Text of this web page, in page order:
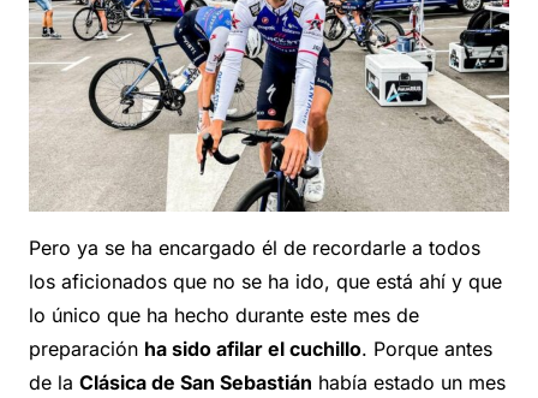
Pero ya se ha encargado él de recordarle a todos
los aficionados que no se ha ido, que está ahí y que
lo único que ha hecho durante este mes de
preparación ha sido afilar el cuchillo. Porque antes
de la Clásica de San Sebastián había estado un mes